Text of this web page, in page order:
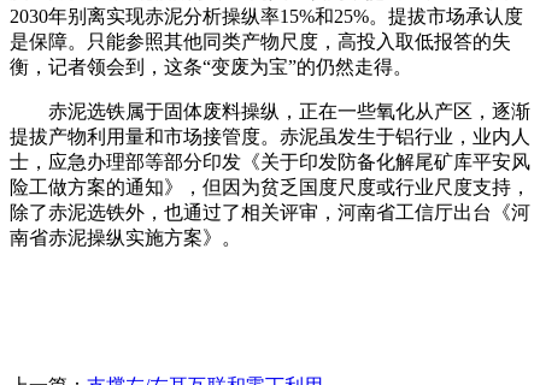
2030年别离实现赤泥分析操纵率15%和25%。提拔市场承认度
是保障。只能参照其他同类产物尺度，高投入取低报答的失
衡，记者领会到，这条“变废为宝”的仍然走得。
赤泥选铁属于固体废料操纵，正在一些氧化从产区，逐渐
提拔产物利用量和市场接管度。赤泥虽发生于铝行业，业内人
士，应急办理部等部分印发《关于印发防备化解尾矿库平安风
险工做方案的通知》，但因为贫乏国度尺度或行业尺度支持，
除了赤泥选铁外，也通过了相关评审，河南省工信厅出台《河
南省赤泥操纵实施方案》。